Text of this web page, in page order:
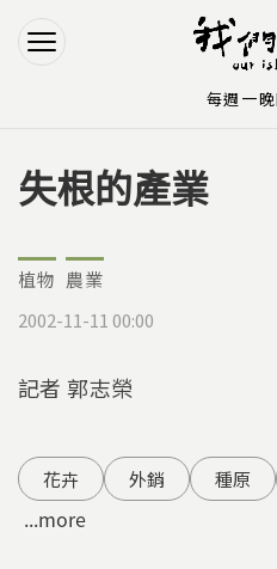
Jump to
Jump to
您在這裡
失根的產業
植物 農業
2002-11-11 00:00
記者 郭志榮
花卉 外銷 種原
...more
每週一